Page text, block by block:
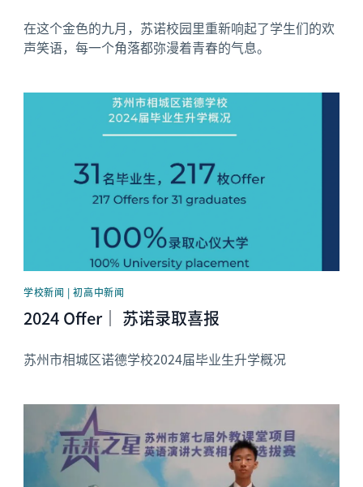
在这个金色的九月，苏诺校园里重新响起了学生们的欢
声笑语，每一个角落都弥漫着青春的气息。
学校新闻 | 初高中新闻
2024 Offer｜ 苏诺录取喜报
苏州市相城区诺德学校2024届毕业生升学概况
News image